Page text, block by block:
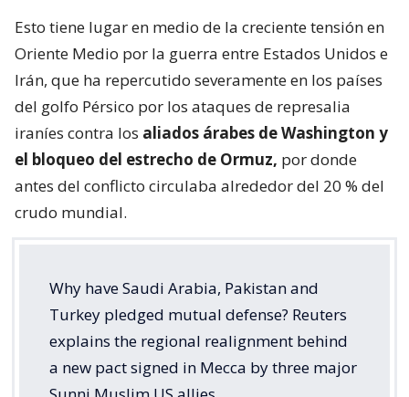
Esto tiene lugar en medio de la creciente tensión en
Oriente Medio por la guerra entre Estados Unidos e
Irán, que ha repercutido severamente en los países
del golfo Pérsico por los ataques de represalia
iraníes contra los aliados árabes de Washington y
el bloqueo del estrecho de Ormuz, por donde
antes del conflicto circulaba alrededor del 20 % del
crudo mundial.
Why have Saudi Arabia, Pakistan and
Turkey pledged mutual defense? Reuters
explains the regional realignment behind
a new pact signed in Mecca by three major